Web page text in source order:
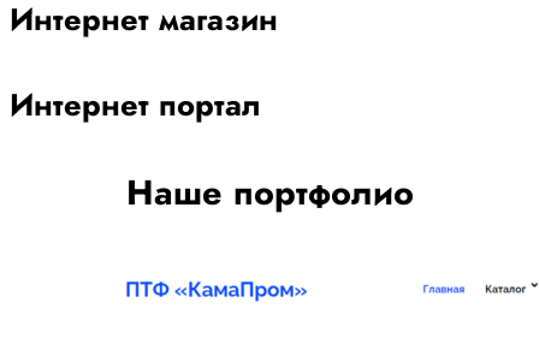
Интернет магазин
Интернет портал
Наше портфолио